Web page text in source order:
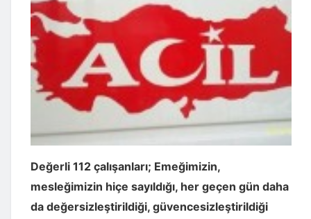
Değerli 112 çalışanları; Emeğimizin,
mesleğimizin hiçe sayıldığı, her geçen gün daha
da değersizleştirildiği, güvencesizleştirildiği